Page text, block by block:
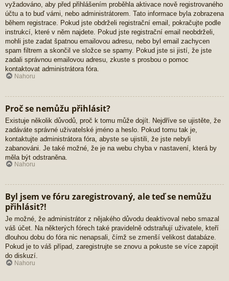
vyžadováno, aby před přihlášením proběhla aktivace nově registrovaného
účtu a to buď vámi, nebo administrátorem. Tato informace byla zobrazena
během registrace. Pokud jste obdrželi registrační email, pokračujte podle
instrukcí, které v něm najdete. Pokud jste registrační email neobdrželi,
mohli jste zadat špatnou emailovou adresu, nebo byl email zachycen
spam filtrem a skončil ve složce se spamy. Pokud jste si jistí, že jste
zadali správnou emailovou adresu, zkuste s prosbou o pomoc
kontaktovat administrátora fóra.
Nahoru
Proč se nemůžu přihlásit?
Existuje několik důvodů, proč k tomu může dojít. Nejdříve se ujistěte, že
zadáváte správné uživatelské jméno a heslo. Pokud tomu tak je,
kontaktujte administrátora fóra, abyste se ujistili, že jste nebyli
zabanováni. Je také možné, že je na webu chyba v nastavení, která by
měla být odstraněna.
Nahoru
Byl jsem ve fóru zaregistrovaný, ale teď se nemůžu
přihlásit?!
Je možné, že administrátor z nějakého důvodu deaktivoval nebo smazal
váš účet. Na některých fórech také pravidelně odstraňují uživatele, kteří
dlouhou dobu do fóra nic nenapsali, čímž se zmenší velikost databáze.
Pokud je to váš případ, zaregistrujte se znovu a pokuste se více zapojit
do diskuzí.
Nahoru